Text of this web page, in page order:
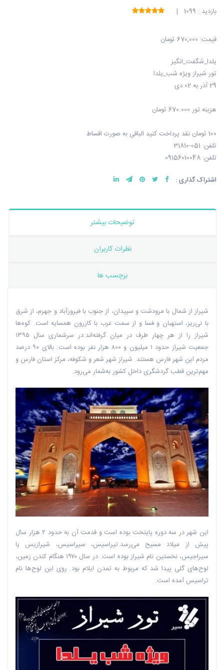
بازدید : 1099 |
قیمت: 670,000 تومان
یلدا_شگفت_انگیز
تور شیراز ویژه شب_یلدا
29 آذر به 02 دی
هزینه تور 670.000 تومان
100 تومان نقد پرداخت کنید الباقی به صورت اقساط
تلفن: 051-31810
تلفن: 09156010048
اشتراک گذاری :
توضیحات بیشتر
نظرات کاربران
برچسب ها
شیراز از شمال با مرودشت و سپیدان، از جنوب با فیروزآباد و جهرم، از شرق
با نی‌ریز، استهبان و فسا و از سمت غرب با کازرون همسایه است. کوه‌ها
شیراز را از هر چهار طرف در میان گرفته‌اند.در سرشماری سال ۱۳۹۵
جمعیت شیراز حدود ۱ میلیون و ۸۰۰ هزار نفر بوده است. بالای ۹۰ درصد
مردم این شهر فارس هستند. شیراز شهر شعر و شکوفه، مرکز استان فارس و
مهم‌ترین قطب‌ گردشگری داخل کشور به‌شمار می‌رود.
این شهر در سه دوره پایتخت بوده است و قدمت آن به حدود ۲ هزار سال
پیش از میلاد مسیح می‌رسد.تیراسیس،‌ سیراسیس، شیرازیس یا
سیراجیس، نخستین نام شیراز بوده است. در سال ۱۹۷۰ هنگام کندن زمین،‌
لوح‌های گلی پیدا شد که مربوط به تمدن ایلام بود. روی این لوح‌ها نام
تراسیس آمده است.